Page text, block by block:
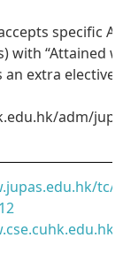
specific
with “Attained
an extra elective
adm/
tc/